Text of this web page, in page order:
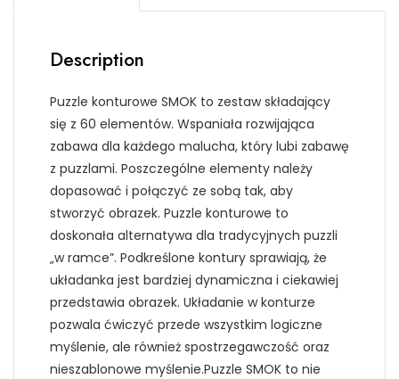
Description
Puzzle konturowe SMOK to zestaw składający
się z 60 elementów. Wspaniała rozwijająca
zabawa dla każdego malucha, który lubi zabawę
z puzzlami. Poszczególne elementy należy
dopasować i połączyć ze sobą tak, aby
stworzyć obrazek. Puzzle konturowe to
doskonała alternatywa dla tradycyjnych puzzli
„w ramce”. Podkreślone kontury sprawiają, że
układanka jest bardziej dynamiczna i ciekawiej
przedstawia obrazek. Układanie w konturze
pozwala ćwiczyć przede wszystkim logiczne
myślenie, ale również spostrzegawczość oraz
nieszablonowe myślenie.Puzzle SMOK to nie